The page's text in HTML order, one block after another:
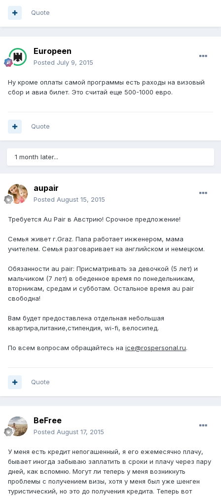
Quote
Europeen
Posted July 9, 2015
Ну кроме оплаты самой программы есть раходы на визовый
сбор и авиа билет. Это считай еще 500-1000 евро.
Quote
1 month later...
aupair
Posted August 15, 2015
Требуется Au Pair в Австрию! Срочное предложение!
Семья живет г.Graz. Папа работает инженером, мама
учителем. Семья разговаривает на английском и немецком.
Обязанности au pair: Присматривать за девочкой (5 лет) и
мальчиком (7 лет) в обеденное время по понедельникам,
вторникам, средам и субботам. Остальное время au pair
свободна!
Вам будет предоставлена отдельная небольшая
квартира,питание,стипендия, wi-fi, велосипед.
По всем вопросам обращайтесь на ice@rospersonal.ru.
Quote
BeFree
Posted August 17, 2015
У меня есть кредит непогашенный, я его ежемесячно плачу,
бывает иногда забываю заплатить в сроки и плачу через пару
дней, как вспомню. Могут ли теперь у меня возникнуть
проблемы с получением визы, хотя у меня был уже шенген
туристический, но это до получения кредита. Теперь вот